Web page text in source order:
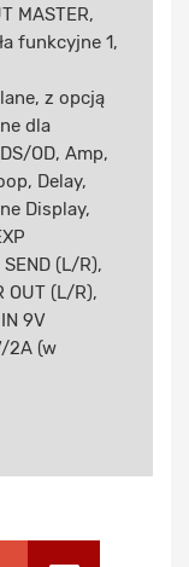
MASTER,
funkcyjne 1,
z opcją
dla
OD, Amp,
Delay,
Display,
(L/R),
OUT (L/R),
9V
2A (w